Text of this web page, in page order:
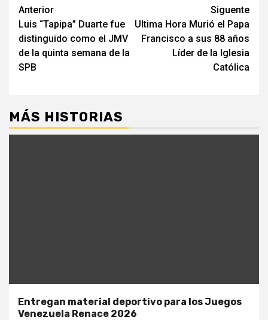
Navegación
de
entradas
Anterior
Luis “Tapipa” Duarte fue
distinguido como el JMV
de la quinta semana de la
SPB
Siguente
Ultima Hora Murió el Papa
Francisco a sus 88 años
Líder de la Iglesia
Católica
MÁS HISTORIAS
Entregan material deportivo para los Juegos
Venezuela Renace 2026